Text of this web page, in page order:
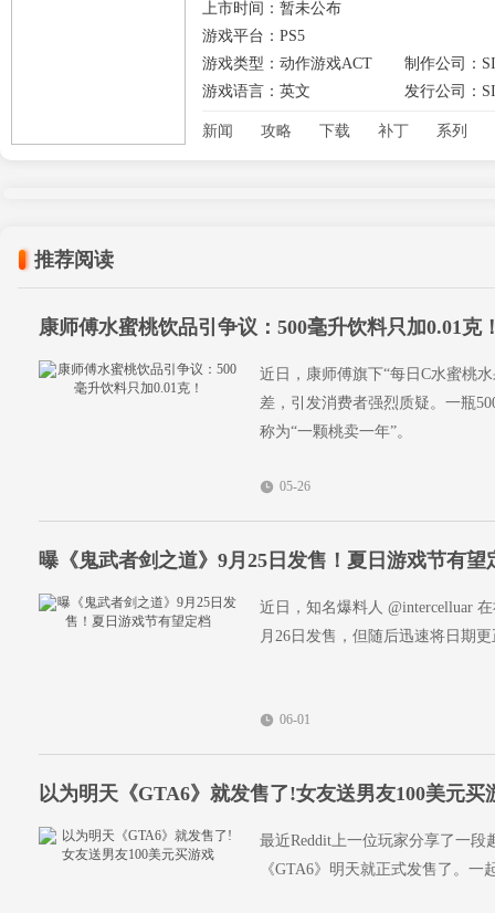
上市时间：暂未公布
游戏平台：PS5
游戏类型：动作游戏ACT
制作公司：
游戏语言：英文
发行公司：
新闻 攻略 下载 补丁 系列
推荐阅读
康师傅水蜜桃饮品引争议：500毫升饮料只加0.01克
近日，康师傅旗下“每日C水蜜桃
差，引发消费者强烈质疑。一瓶
称为“一颗桃卖一年”。
05-26
曝《鬼武者剑之道》9月25日发售！夏日游戏节有望
近日，知名爆料人 @intercelluar​
月26日​发售，但随后迅速将日期
06-01
以为明天《GTA6》就发售了!女友送男友100美元买
最近Reddit上一位玩家分享了一
《GTA6》明天就正式发售了。一